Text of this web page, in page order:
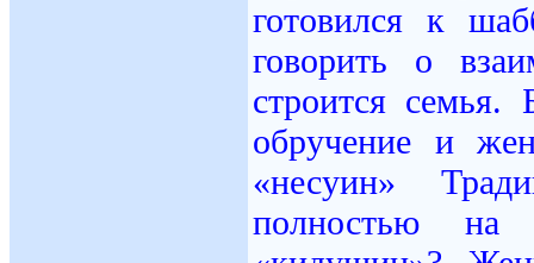
готовился к
говорить о
строится семья.
обручение и
«несуин»
полностью на